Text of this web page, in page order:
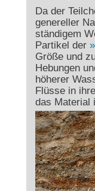
Da der
genereller
ständigem
Partikel der
Größe und
Hebungen
höherer
Flüsse in
das Material